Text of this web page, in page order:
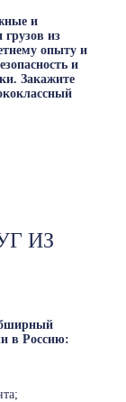
и
из
опыту и
и
Закажите
ИЗ
в Россию: